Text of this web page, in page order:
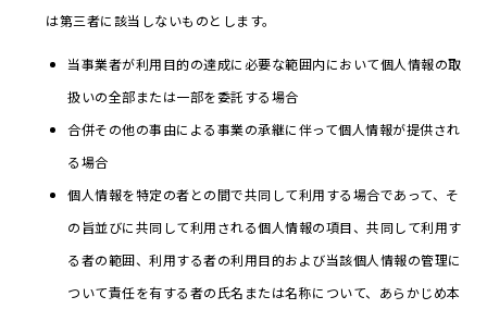
は第三者に該当しないものとします。
当事業者が利用目的の達成に必要な範囲内において個人情報の取
扱いの全部または一部を委託する場合
合併その他の事由による事業の承継に伴って個人情報が提供され
る場合
個人情報を特定の者との間で共同して利用する場合であって、そ
の旨並びに共同して利用される個人情報の項目、共同して利用す
る者の範囲、利用する者の利用目的および当該個人情報の管理に
ついて責任を有する者の氏名または名称について、あらかじめ本